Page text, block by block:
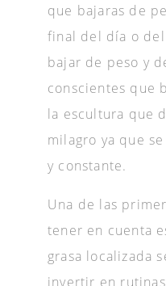
que bajaras de
final del día o
bajar de peso y
conscientes que
la escultura que
milagro ya que
y constante.
Una de las
tener en cuenta
grasa localizada
invertir en